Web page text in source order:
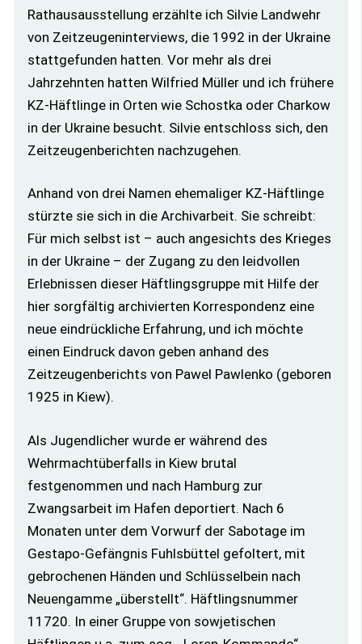
Rathausausstellung erzählte ich Silvie Landwehr
von Zeitzeugeninterviews, die 1992 in der Ukraine
stattgefunden hatten. Vor mehr als drei
Jahrzehnten hatten Wilfried Müller und ich frühere
KZ-Häftlinge in Orten wie Schostka oder Charkow
in der Ukraine besucht. Silvie entschloss sich, den
Zeitzeugenberichten nachzugehen.
Anhand von drei Namen ehemaliger KZ-Häftlinge
stürzte sie sich in die Archivarbeit. Sie schreibt:
Für mich selbst ist – auch angesichts des Krieges
in der Ukraine – der Zugang zu den leidvollen
Erlebnissen dieser Häftlingsgruppe mit Hilfe der
hier sorgfältig archivierten Korrespondenz eine
neue eindrückliche Erfahrung, und ich möchte
einen Eindruck davon geben anhand des
Zeitzeugenberichts von Pawel Pawlenko (geboren
1925 in Kiew).
Als Jugendlicher wurde er während des
Wehrmachtüberfalls in Kiew brutal
festgenommen und nach Hamburg zur
Zwangsarbeit im Hafen deportiert. Nach 6
Monaten unter dem Vorwurf der Sabotage im
Gestapo-Gefängnis Fuhlsbüttel gefoltert, mit
gebrochenen Händen und Schlüsselbein nach
Neuengamme „überstellt“. Häftlingsnummer
11720. In einer Gruppe von sowjetischen